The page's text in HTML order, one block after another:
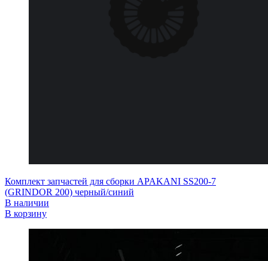
Комплект запчастей для сборки APAKANI SS200-7
(GRINDOR 200) черный/синий
В наличии
В корзину